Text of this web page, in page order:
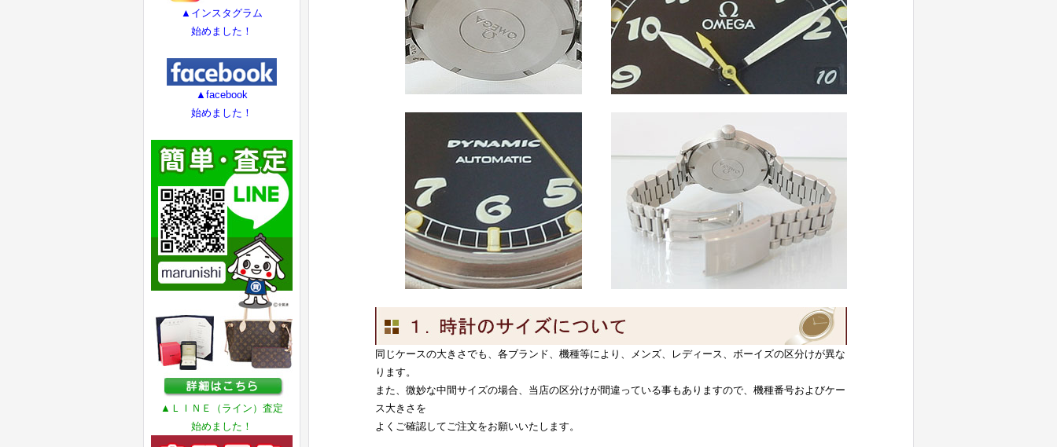
▲インスタグラム
始めました！
▲facebook
始めました！
▲ＬＩＮＥ（ライン）査定
始めました！
同じケースの大きさでも、各ブランド、機種等により、メンズ、レディース、ボーイズの区分けが異な
ります。
また、微妙な中間サイズの場合、当店の区分けが間違っている事もありますので、機種番号およびケー
ス大きさを
よくご確認してご注文をお願いいたします。